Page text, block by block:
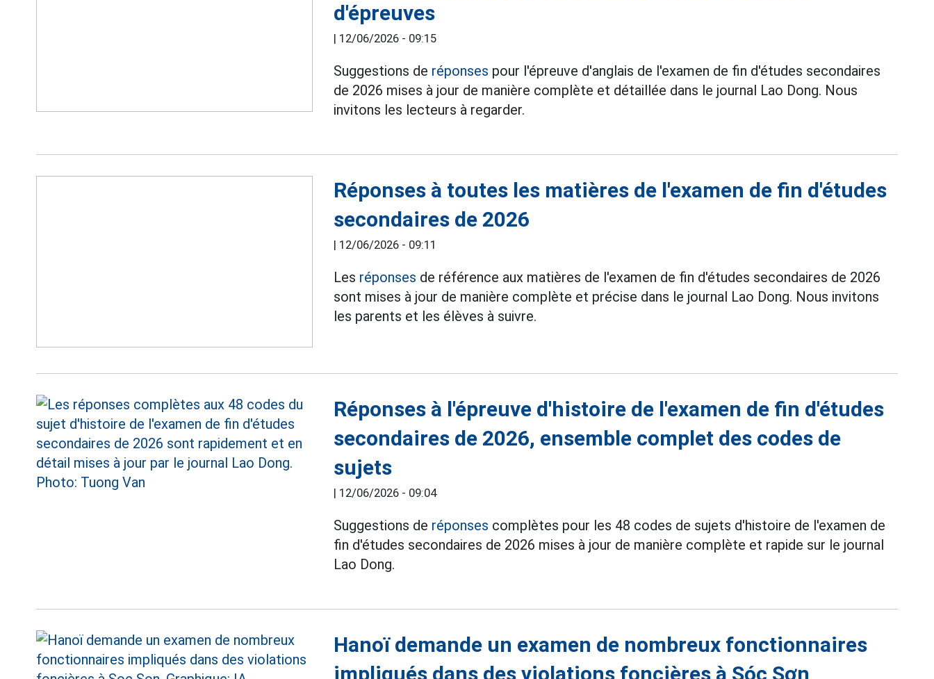
d'épreuves
| 12/06/2026 - 09:15
Suggestions de réponses pour l'épreuve d'anglais de l'examen de fin d'études secondaires
de 2026 mises à jour de manière complète et détaillée dans le journal Lao Dong. Nous
invitons les lecteurs à regarder.
Réponses à toutes les matières de l'examen de fin d'études
secondaires de 2026
| 12/06/2026 - 09:11
Les réponses de référence aux matières de l'examen de fin d'études secondaires de 2026
sont mises à jour de manière complète et précise dans le journal Lao Dong. Nous invitons
les parents et les élèves à suivre.
Réponses à l'épreuve d'histoire de l'examen de fin d'études
secondaires de 2026, ensemble complet des codes de
sujets
| 12/06/2026 - 09:04
Suggestions de réponses complètes pour les 48 codes de sujets d'histoire de l'examen de
fin d'études secondaires de 2026 mises à jour de manière complète et rapide sur le journal
Lao Dong.
Hanoï demande un examen de nombreux fonctionnaires
impliqués dans des violations foncières à Sóc Sơn